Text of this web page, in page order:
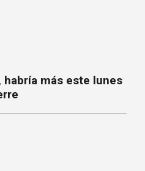
más este lunes